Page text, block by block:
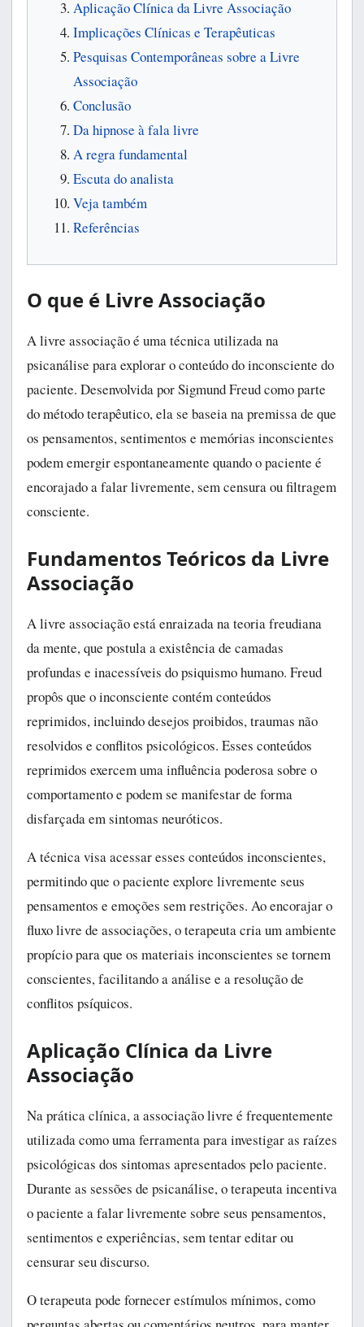
Aplicação Clínica da Livre Associação
Implicações Clínicas e Terapêuticas
Pesquisas Contemporâneas sobre a Livre
Associação
Conclusão
Da hipnose à fala livre
A regra fundamental
Escuta do analista
Veja também
Referências
O que é Livre Associação
A livre associação é uma técnica utilizada na
psicanálise para explorar o conteúdo do inconsciente do
paciente. Desenvolvida por Sigmund Freud como parte
do método terapêutico, ela se baseia na premissa de que
os pensamentos, sentimentos e memórias inconscientes
podem emergir espontaneamente quando o paciente é
encorajado a falar livremente, sem censura ou filtragem
consciente.
Fundamentos Teóricos da Livre
Associação
A livre associação está enraizada na teoria freudiana
da mente, que postula a existência de camadas
profundas e inacessíveis do psiquismo humano. Freud
propôs que o inconsciente contém conteúdos
reprimidos, incluindo desejos proibidos, traumas não
resolvidos e conflitos psicológicos. Esses conteúdos
reprimidos exercem uma influência poderosa sobre o
comportamento e podem se manifestar de forma
disfarçada em sintomas neuróticos.
A técnica visa acessar esses conteúdos inconscientes,
permitindo que o paciente explore livremente seus
pensamentos e emoções sem restrições. Ao encorajar o
fluxo livre de associações, o terapeuta cria um ambiente
propício para que os materiais inconscientes se tornem
conscientes, facilitando a análise e a resolução de
conflitos psíquicos.
Aplicação Clínica da Livre
Associação
Na prática clínica, a associação livre é frequentemente
utilizada como uma ferramenta para investigar as raízes
psicológicas dos sintomas apresentados pelo paciente.
Durante as sessões de psicanálise, o terapeuta incentiva
o paciente a falar livremente sobre seus pensamentos,
sentimentos e experiências, sem tentar editar ou
censurar seu discurso.
O terapeuta pode fornecer estímulos mínimos, como